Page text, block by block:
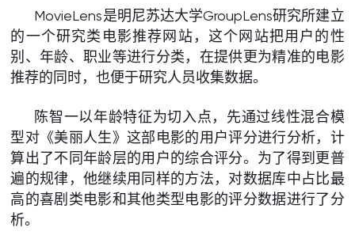
MovieLens是明尼苏达大学GroupLens研究所建立
的一个研究类电影推荐网站，这个网站把用户的性
别、年龄、职业等进行分类，在提供更为精准的电影
推荐的同时，也便于研究人员收集数据。
陈智一以年龄特征为切入点，先通过线性混合模
型对《美丽人生》这部电影的用户评分进行分析，计
算出了不同年龄层的用户的综合评分。为了得到更普
遍的规律，他继续用同样的方法，对数据库中占比最
高的喜剧类电影和其他类型电影的评分数据进行了分
析。